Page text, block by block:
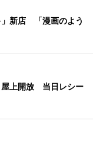
」新店 「漫画のよう
屋上開放 当日レシー